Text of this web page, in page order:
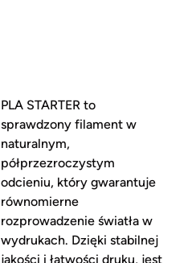
PLA STARTER to
sprawdzony filament w
naturalnym,
półprzezroczystym
odcieniu, który gwarantuje
równomierne
rozprowadzenie światła w
wydrukach. Dzięki stabilnej
jakości i łatwości druku, jest